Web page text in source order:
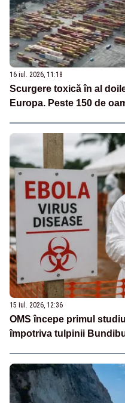
16 iul. 2026, 11:18
Scurgere toxică în al
Europa. Peste 150 de
15 iul. 2026, 12:36
OMS începe primul
împotriva tulpinii